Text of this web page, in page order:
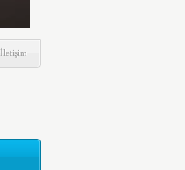
İletişim